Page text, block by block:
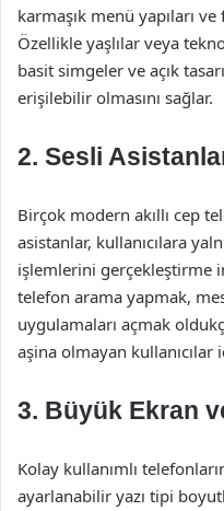
karmaşık menü yapıları
Özellikle yaşlılar veya
basit simgeler ve açık
erişilebilir olmasını sağlar.
2. Sesli
Birçok modern akıllı cep
asistanlar, kullanıcılara
işlemlerini gerçekleştirme
telefon arama yapmak,
uygulamaları açmak
aşina olmayan
3. Büyük Ekran
Kolay kullanımlı
ayarlanabilir yazı tipi